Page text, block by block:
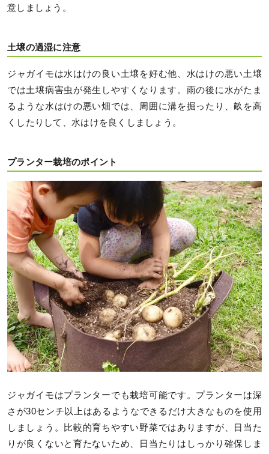
意しましょう。
土壌の過湿に注意
ジャガイモは水はけの良い土壌を好む他、水はけの悪い土壌
では土壌病害虫が発生しやすくなります。雨の後に水がたま
るような水はけの悪い畑では、周囲に溝を掘ったり、畝を高
くしたりして、水はけを良くしましょう。
プランター栽培のポイント
ジャガイモはプランターでも栽培可能です。プランターは深
さが30センチ以上はあるようなできるだけ大きなものを使用
しましょう。比較的育ちやすい野菜ではありますが、日当た
りが良くないと育たないため、日当たりはしっかり確保しま